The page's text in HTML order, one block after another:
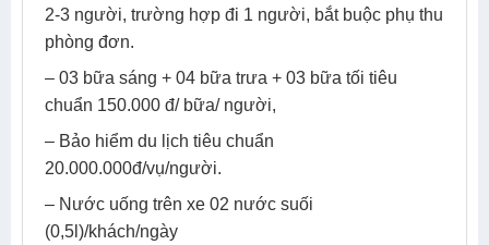
2-3 người, trường hợp đi 1 người, bắt buộc phụ thu
phòng đơn.
– 03 bữa sáng + 04 bữa trưa + 03 bữa tối tiêu
chuẩn 150.000 đ/ bữa/ người,
– Bảo hiểm du lịch tiêu chuẩn
20.000.000đ/vụ/người.
– Nước uống trên xe 02 nước suối
(0,5l)/khách/ngày